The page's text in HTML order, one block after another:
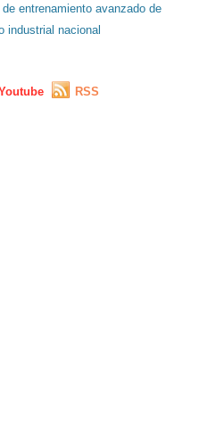
entrenamiento avanzado de
industrial nacional
RSS